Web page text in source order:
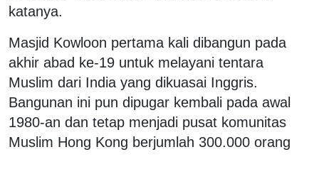
katanya.
Masjid Kowloon pertama kali dibangun pada
akhir abad ke-19 untuk melayani tentara
Muslim dari India yang dikuasai Inggris.
Bangunan ini pun dipugar kembali pada awal
1980-an dan tetap menjadi pusat komunitas
Muslim Hong Kong berjumlah 300.000 orang